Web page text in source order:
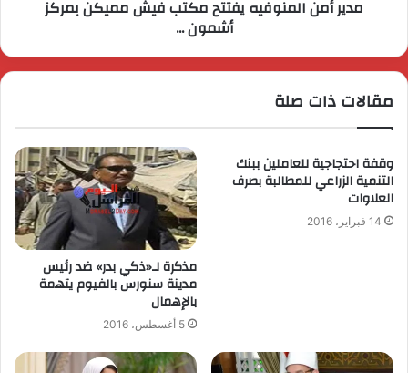
مدير أمن المنوفيه يفتتح مكتب فيش مميكن بمركز
أشمون ...
مقالات ذات صلة
وقفة احتجاجية للعاملين ببنك
التنمية الزراعي للمطالبة بصرف
العلاوات
14 فبراير، 2016
مذكرة لـ«ذكي بدر» ضد رئيس
مدينة سنورس بالفيوم يتهمة
بالإهمال
5 أغسطس، 2016